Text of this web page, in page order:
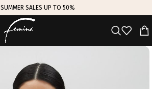
SUMMER SALES UP TO 50%